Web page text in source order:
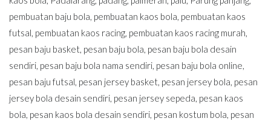
pembuatan baju bola, pembuatan kaos bola, pembuatan kaos
futsal, pembuatan kaos racing, pembuatan kaos racing murah,
pesan baju basket, pesan baju bola, pesan baju bola desain
sendiri, pesan baju bola nama sendiri, pesan baju bola online,
pesan baju futsal, pesan jersey basket, pesan jersey bola, pesan
jersey bola desain sendiri, pesan jersey sepeda, pesan kaos
bola, pesan kaos bola desain sendiri, pesan kostum bola, pesan